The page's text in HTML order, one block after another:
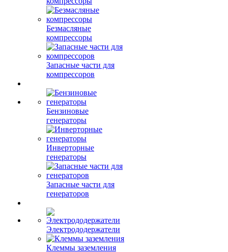
Безмасляные
компрессоры
Запасные части для
компрессоров
Бензиновые
генераторы
Инверторные
генераторы
Запасные части для
генераторов
Электрододержатели
Клеммы заземления